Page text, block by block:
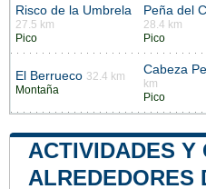
Risco de la Umbrela
27.5 km
Pico
Peña del
28.4 km
Pico
El Berrueco 32.4 km
Montaña
Cabeza
km
Pico
ACTIVIDADES Y
ALREDEDORES